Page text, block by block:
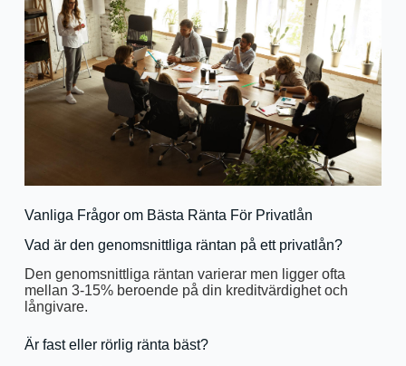
Vanliga Frågor om Bästa Ränta För Privatlån
Vad är den genomsnittliga räntan på ett privatlån?
Den genomsnittliga räntan varierar men ligger ofta
mellan 3-15% beroende på din kreditvärdighet och
långivare.
Är fast eller rörlig ränta bäst?